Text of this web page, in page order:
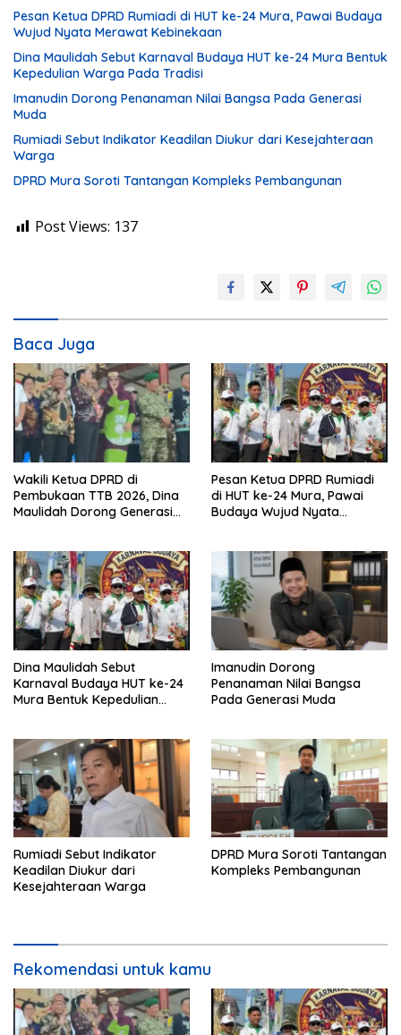
Pesan Ketua DPRD Rumiadi di HUT ke-24 Mura, Pawai Budaya
Wujud Nyata Merawat Kebinekaan
Dina Maulidah Sebut Karnaval Budaya HUT ke-24 Mura Bentuk
Kepedulian Warga Pada Tradisi
Imanudin Dorong Penanaman Nilai Bangsa Pada Generasi
Muda
Rumiadi Sebut Indikator Keadilan Diukur dari Kesejahteraan
Warga
DPRD Mura Soroti Tantangan Kompleks Pembangunan
Post Views: 137
Baca Juga
Wakili Ketua DPRD di
Pembukaan TTB 2026, Dina
Maulidah Dorong Generasi
Pesan Ketua DPRD Rumiadi
di HUT ke-24 Mura, Pawai
Budaya Wujud Nyata
Dina Maulidah Sebut
Karnaval Budaya HUT ke-24
Mura Bentuk Kepedulian
Imanudin Dorong
Penanaman Nilai Bangsa
Pada Generasi Muda
Rumiadi Sebut Indikator
Keadilan Diukur dari
Kesejahteraan Warga
DPRD Mura Soroti Tantangan
Kompleks Pembangunan
Rekomendasi untuk kamu